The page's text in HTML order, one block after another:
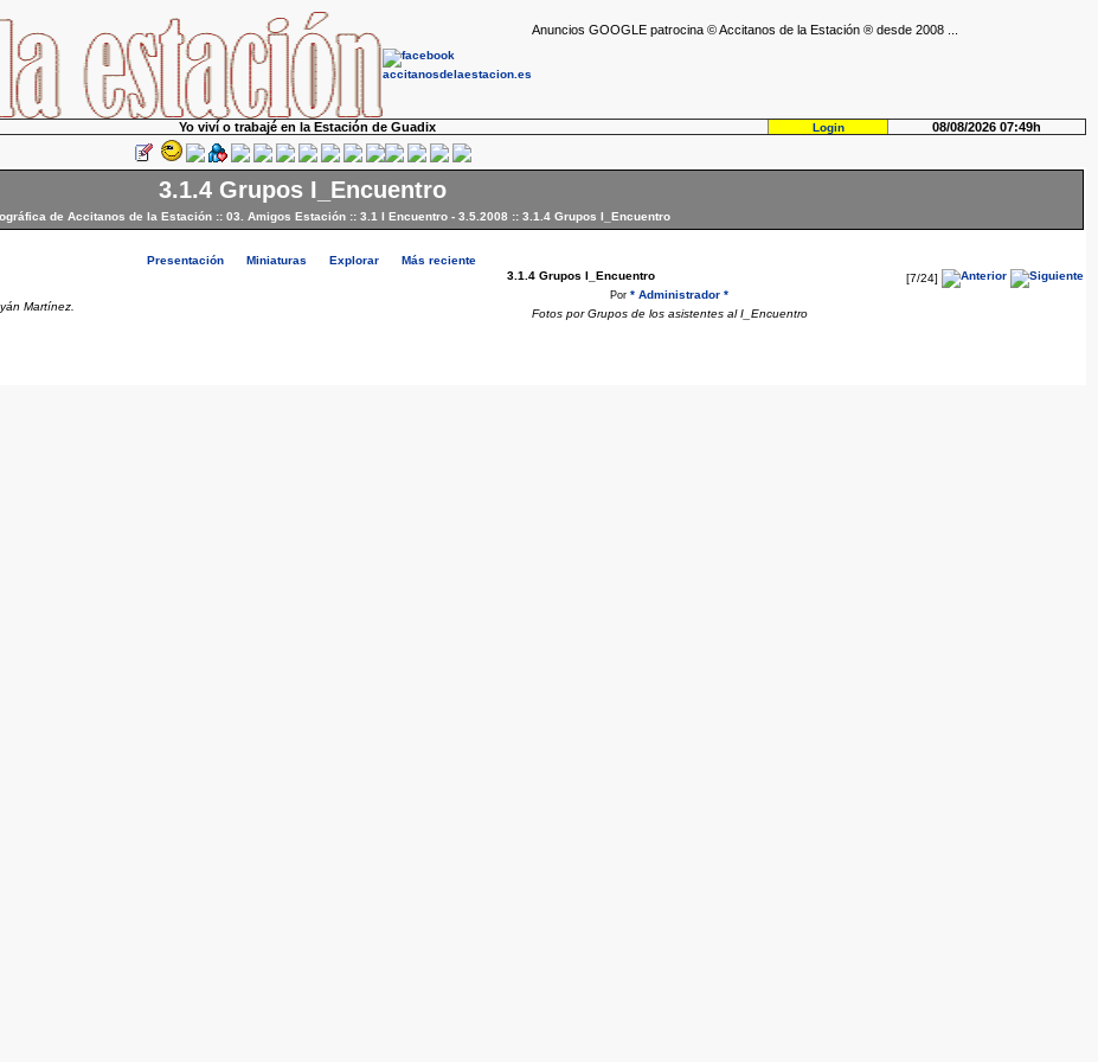
Anuncios GOOGLE patrocina © Accitanos de la Estación ® desde 2008 ...
Yo viví o trabajé en la Estación de Guadix Login 08/08/2026 07:49h
3.1.4 Grupos I_Encuentro
de Accitanos de la Estación:: 03. Amigos Estación:: 3.1 I Encuentro - 3.5.2008 :: 3.1.4 Grupos I_Encuentro
Presentación Miniaturas Explorar Más reciente
Martínez.
[7/24]
3.1.4 Grupos I_Encuentro
Por * Administrador *
Fotos por Grupos de los asistentes al I_Encuentro